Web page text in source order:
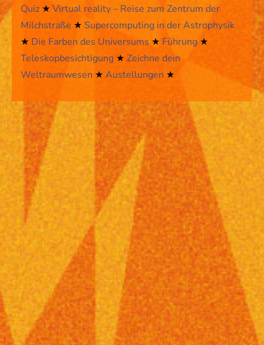
Quiz ★ Virtual reality – Reise zum Zentrum der
Milchstraße ★ Supercomputing in der Astrophysik
★ Die Farben des Universums ★ Führung ★
Teleskopbesichtigung ★ Zeichne dein
Weltraumwesen ★ Austellungen ★